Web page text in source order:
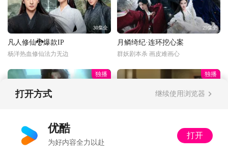
30集全
凡人修仙🐉爆款IP
杨洋热血修仙法力无边
29集全
月鳞绮纪·连环挖心案
群妖剧本杀 画皮难画心
独播
光阴之外🦵半截队长
手脚全无，却狂笑抢到血肉
独播
以法之名·饭局被做局
打开方式 继续使用浏览器
优酷
为好内容全力以赴
打开